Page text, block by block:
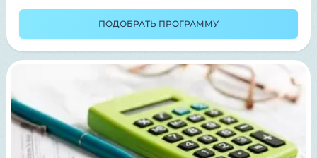
ПОДОБРАТЬ ПРОГРАММУ